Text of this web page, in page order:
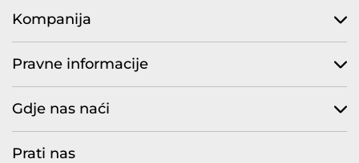
Kompanija
Pravne informacije
Gdje nas naći
Prati nas